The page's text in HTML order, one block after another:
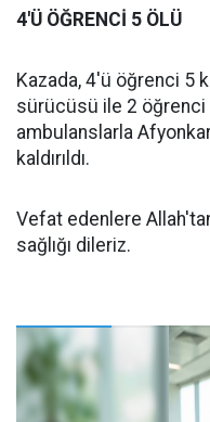
4'Ü ÖĞRENCİ 5 ÖLÜ
Kazada, 4'ü öğrenci 5
sürücüsü ile 2 öğrenci
ambulanslarla
kaldırıldı.
Vefat edenlere
sağlığı dileriz.